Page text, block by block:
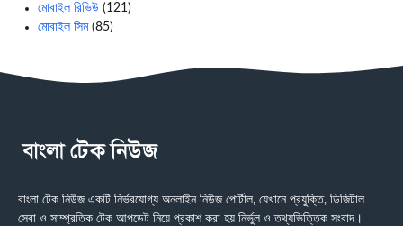
মোবাইল রিভিউ (121)
মোবাইল সিম(85)
বাংলা টেক নিউজ একটি নির্ভরযোগ্য অনলাইন নিউজ পোর্টাল, যেখানে প্রযুক্তি, ডিজিটাল
সেবা ও সাম্প্রতিক টেক আপডেট নিয়ে প্রকাশ করা হয় নির্ভুল ও তথ্যভিত্তিক সংবাদ।